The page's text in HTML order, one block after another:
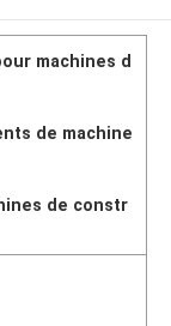
machines d
de machine
de constr